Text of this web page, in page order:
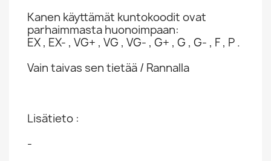
Kanen käyttämät kuntokoodit ovat
parhaimmasta huonoimpaan:
EX , EX- , VG+ , VG , VG- , G+ , G , G- , F , P .
Vain taivas sen tietää / Rannalla
Lisätieto :
-